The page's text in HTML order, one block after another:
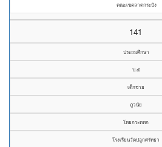
คณะเขตลาดกระบัง
141
ประถมศึกษา
ป.๕
เด็กชาย
ภูวนัย
โหยกระดทก
โรงเรียนวัดปลูกศรัทธา